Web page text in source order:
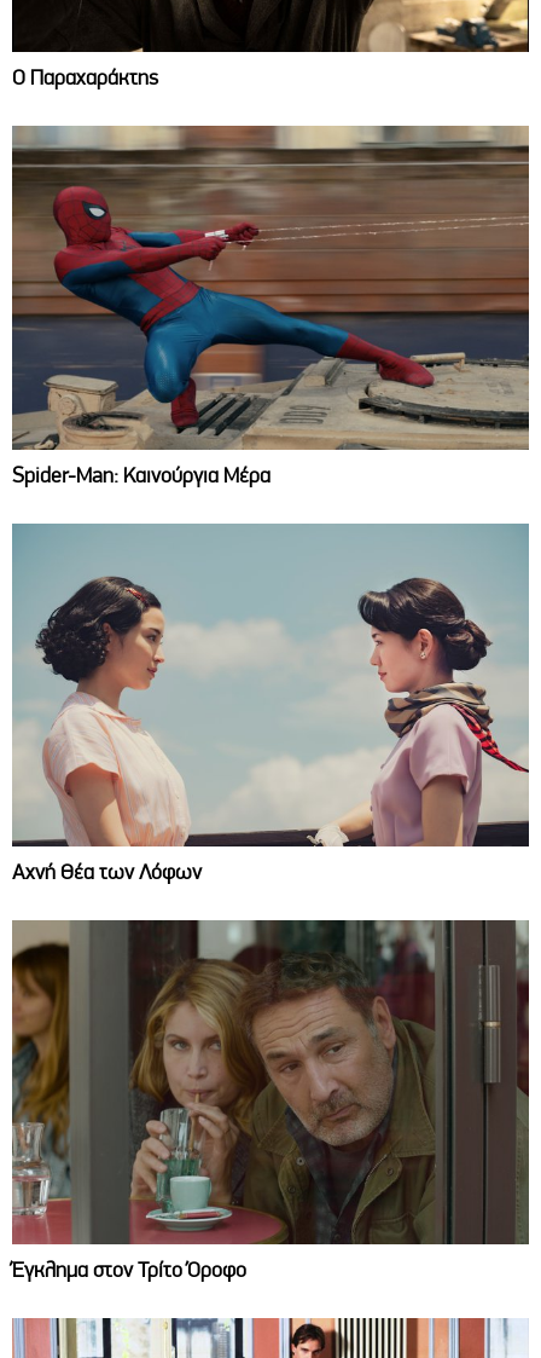
Ο Παραχαράκτης
Spider-Man: Καινούργια Μέρα
Αχνή Θέα των Λόφων
Έγκλημα στον Τρίτο Όροφο